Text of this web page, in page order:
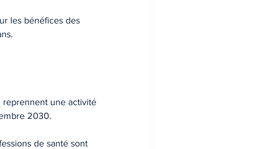
les bénéfices des
reprennent une activité
2030.
de santé sont